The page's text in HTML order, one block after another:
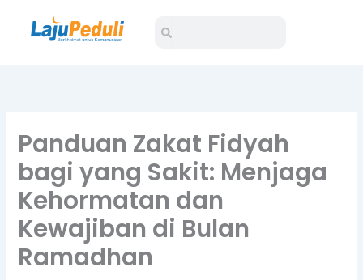
Search
Panduan Zakat Fidyah
bagi yang Sakit: Menjaga
Kehormatan dan
Kewajiban di Bulan
Ramadhan